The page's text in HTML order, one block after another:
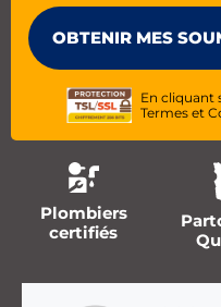
En cliquant
Termes et
Plombiers
certifiés